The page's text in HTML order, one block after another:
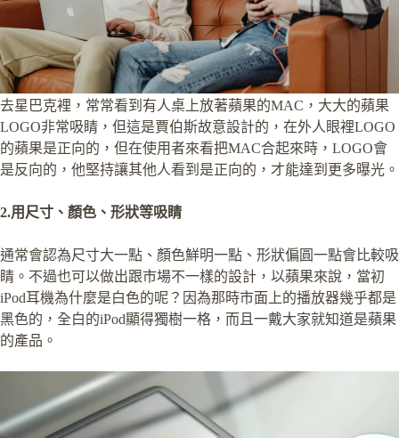
去星巴克裡，常常看到有人桌上放著蘋果的MAC，大大的蘋果
LOGO非常吸睛，但這是賈伯斯故意設計的，在外人眼裡LOGO
的蘋果是正向的，但在使用者來看把MAC合起來時，LOGO會
是反向的，他堅持讓其他人看到是正向的，才能達到更多曝光。
2.用尺寸、顏色、形狀等吸睛
通常會認為尺寸大一點、顏色鮮明一點、形狀偏圓一點會比較吸
睛。不過也可以做出跟市場不一樣的設計，以蘋果來說，當初
iPod耳機為什麼是白色的呢？因為那時市面上的播放器幾乎都是
黑色的，全白的iPod顯得獨樹一格，而且一戴大家就知道是蘋果
的產品。